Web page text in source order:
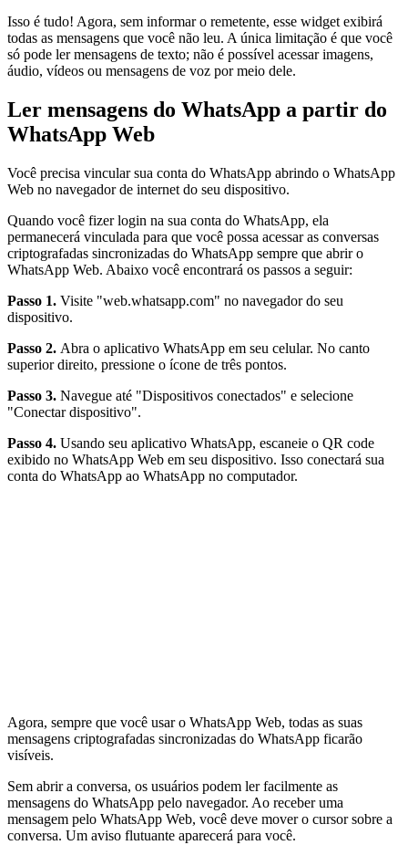
Isso é tudo! Agora, sem informar o remetente, esse widget exibirá
todas as mensagens que você não leu. A única limitação é que você
só pode ler mensagens de texto; não é possível acessar imagens,
áudio, vídeos ou mensagens de voz por meio dele.
Ler mensagens do WhatsApp a partir do
WhatsApp Web
Você precisa vincular sua conta do WhatsApp abrindo o WhatsApp
Web no navegador de internet do seu dispositivo.
Quando você fizer login na sua conta do WhatsApp, ela
permanecerá vinculada para que você possa acessar as conversas
criptografadas sincronizadas do WhatsApp sempre que abrir o
WhatsApp Web. Abaixo você encontrará os passos a seguir:
Passo 1. Visite "web.whatsapp.com" no navegador do seu
dispositivo.
Passo 2. Abra o aplicativo WhatsApp em seu celular. No canto
superior direito, pressione o ícone de três pontos.
Passo 3. Navegue até "Dispositivos conectados" e selecione
"Conectar dispositivo".
Passo 4. Usando seu aplicativo WhatsApp, escaneie o QR code
exibido no WhatsApp Web em seu dispositivo. Isso conectará sua
conta do WhatsApp ao WhatsApp no computador.
Agora, sempre que você usar o WhatsApp Web, todas as suas
mensagens criptografadas sincronizadas do WhatsApp ficarão
visíveis.
Sem abrir a conversa, os usuários podem ler facilmente as
mensagens do WhatsApp pelo navegador. Ao receber uma
mensagem pelo WhatsApp Web, você deve mover o cursor sobre a
conversa. Um aviso flutuante aparecerá para você.